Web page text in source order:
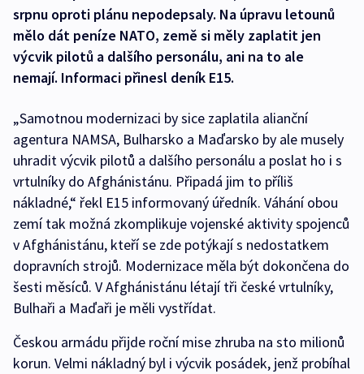
srpnu oproti plánu nepodepsaly. Na úpravu letounů
mělo dát peníze NATO, země si měly zaplatit jen
výcvik pilotů a dalšího personálu, ani na to ale
nemají. Informaci přinesl deník E15.
„Samotnou modernizaci by sice zaplatila alianční
agentura NAMSA, Bulharsko a Maďarsko by ale musely
uhradit výcvik pilotů a dalšího personálu a poslat ho i s
vrtulníky do Afghánistánu. Připadá jim to příliš
nákladné,“ řekl E15 informovaný úředník. Váhání obou
zemí tak možná zkomplikuje vojenské aktivity spojenců
v Afghánistánu, kteří se zde potýkají s nedostatkem
dopravních strojů. Modernizace měla být dokončena do
šesti měsíců. V Afghánistánu létají tři české vrtulníky,
Bulhaři a Maďaři je měli vystřídat.
Českou armádu přijde roční mise zhruba na sto milionů
korun. Velmi nákladný byl i výcvik posádek, jenž probíhal